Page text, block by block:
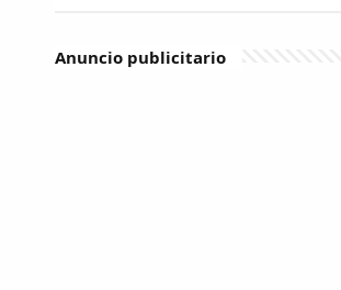
Anuncio publicitario